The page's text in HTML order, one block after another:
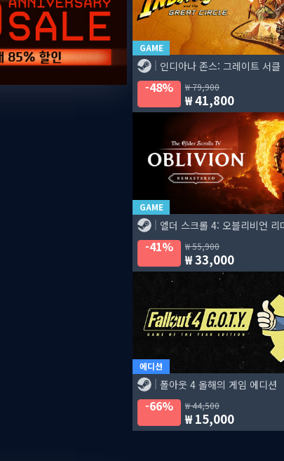
GAME
인디아나 존스: 그레이트 서클
48% 79,900
41,800
GAME
엘더 스크롤 4: 오블리비언 리
41% 55,900
33,000
에디션
폴아웃 4 올해의 게임 에디션
66% 44,500
15,000